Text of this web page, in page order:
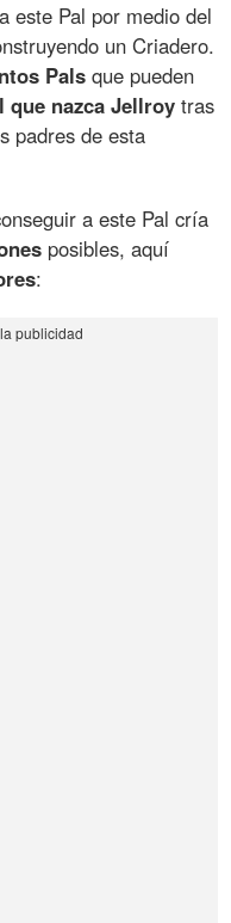
este Pal por medio del
un Criadero.
Pals que pueden
que nazca Jellroy tras
padres de esta
a este Pal cría
posibles, aquí
: